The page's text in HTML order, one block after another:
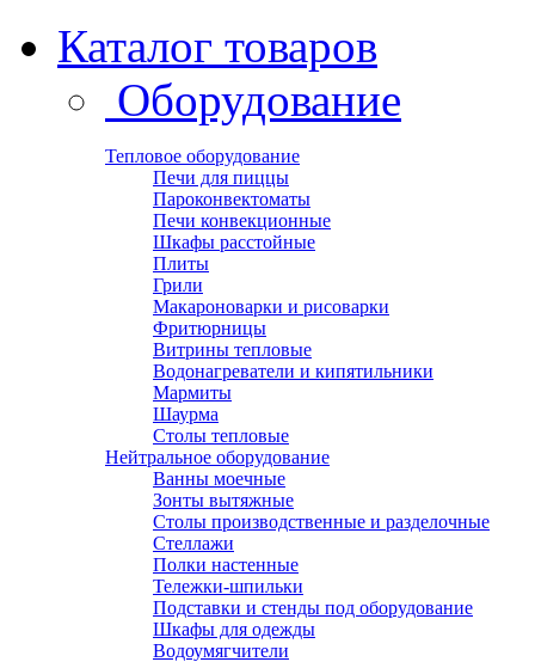
Каталог товаров
Оборудование
Тепловое оборудование
Печи для пиццы
Пароконвектоматы
Печи конвекционные
Шкафы расстойные
Плиты
Грили
Макароноварки и рисоварки
Фритюрницы
Витрины тепловые
Водонагреватели и кипятильники
Мармиты
Шаурма
Столы тепловые
Нейтральное оборудование
Ванны моечные
Зонты вытяжные
Столы производственные и разделочные
Стеллажи
Полки настенные
Тележки-шпильки
Подставки и стенды под оборудование
Шкафы для одежды
Водоумягчители